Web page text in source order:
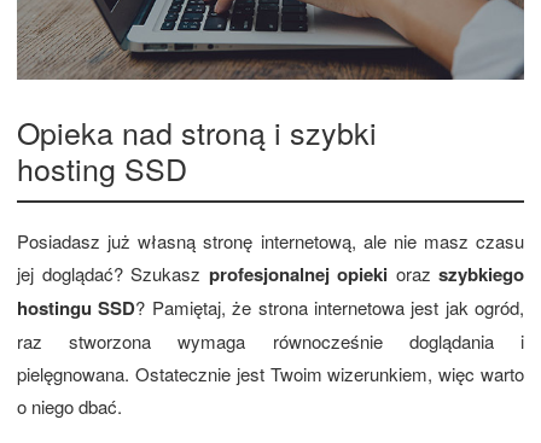
Opieka nad stroną i szybki
hosting SSD
Posiadasz już własną stronę internetową, ale nie masz czasu
jej doglądać? Szukasz profesjonalnej opieki oraz szybkiego
hostingu SSD? Pamiętaj, że strona internetowa jest jak ogród,
raz stworzona wymaga równocześnie doglądania i
pielęgnowana. Ostatecznie jest Twoim wizerunkiem, więc warto
o niego dbać.